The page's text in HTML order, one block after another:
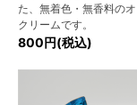
た、無着色・無香料の
クリームです。
800円(税込)